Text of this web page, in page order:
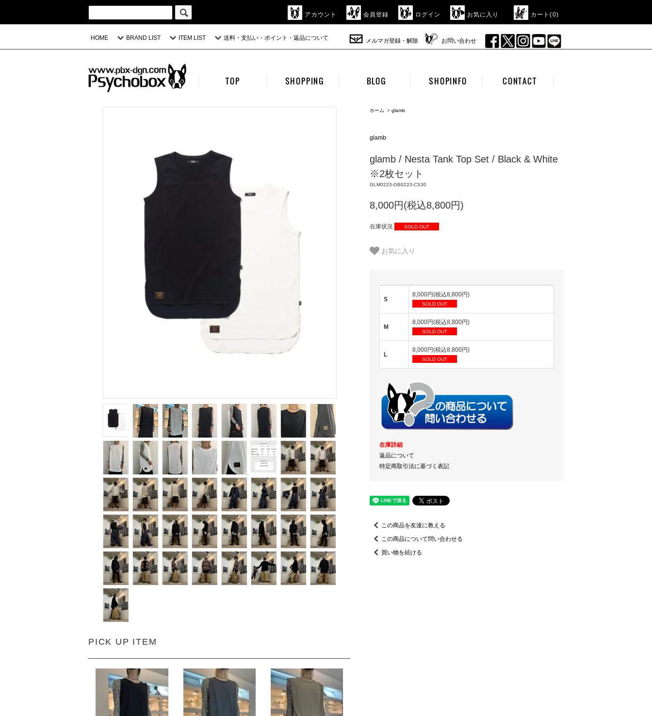
アカウント 会員登録 ログイン お気に入り カート(0)
HOME BRAND LIST ITEM LIST 送料・支払い・ポイント・返品について メルマガ登録・解除 お問い合わせ
TOP SHOPPING BLOG SHOPINFO CONTACT
PICK UP ITEM
ホーム > glamb
glamb
glamb / Nesta Tank Top Set / Black & White
※2枚セット
GLM0223-GB0223-CS30
8,000円(税込8,800円)
在庫状況 SOLD OUT
お気に入り
S
8,000円(税込8,800円)
SOLD OUT
M
8,000円(税込8,800円)
SOLD OUT
L
8,000円(税込8,800円)
SOLD OUT
在庫詳細
返品について
特定商取引法に基づく表記
この商品を友達に教える
この商品について問い合わせる
買い物を続ける